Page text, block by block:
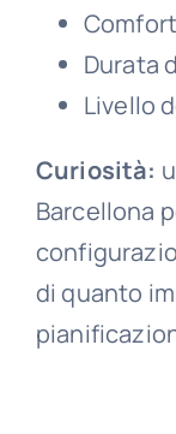
Durata
Livello
Curiosità:
Barcellona
di quanto